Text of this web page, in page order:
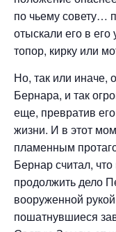
по чьему совету…
отыскали его в
топор, кирку или
Но, так или иначе,
Бернара, и так
еще, превратив
жизни. И в этот
пламенным
Бернар считал,
продолжить дело
вооруженной
пошатнувшиеся